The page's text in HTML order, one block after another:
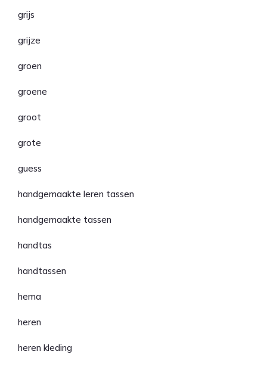
grijs
grijze
groen
groene
groot
grote
guess
handgemaakte leren tassen
handgemaakte tassen
handtas
handtassen
hema
heren
heren kleding